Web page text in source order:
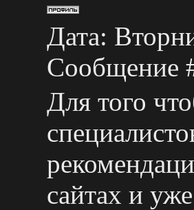
Дата:
Сообщение
Для того
сайтах и